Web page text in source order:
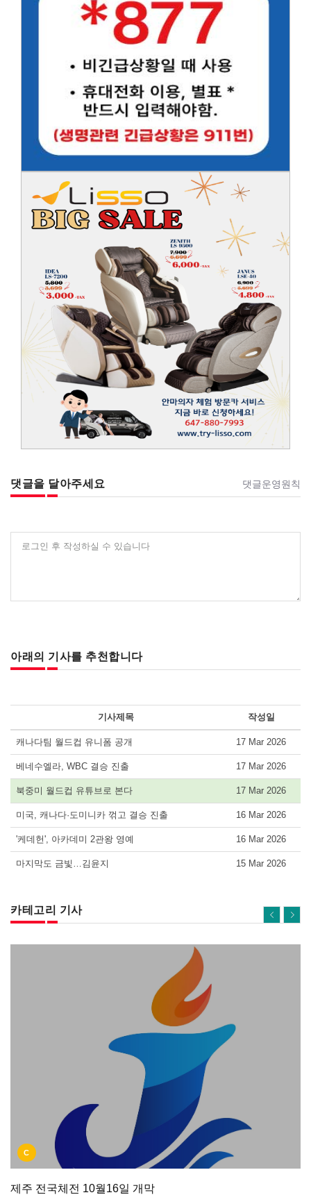
댓글을 달아주세요 댓글운영원칙
로그인 후 작성하실 수 있습니다
아래의 기사를 추천합니다
기사제목 작성일
캐나다팀 월드컵 유니폼 공개 17 Mar 2026
베네수엘라, WBC 결승 진출 17 Mar 2026
북중미 월드컵 유튜브로 본다 17 Mar 2026
미국, 캐나다·도미니카 꺾고 결승 진출 16 Mar 2026
'케데헌', 아카데미 2관왕 영예 16 Mar 2026
마지막도 금빛…김윤지 15 Mar 2026
카테고리 기사
C
제주 전국체전 10월16일 개막